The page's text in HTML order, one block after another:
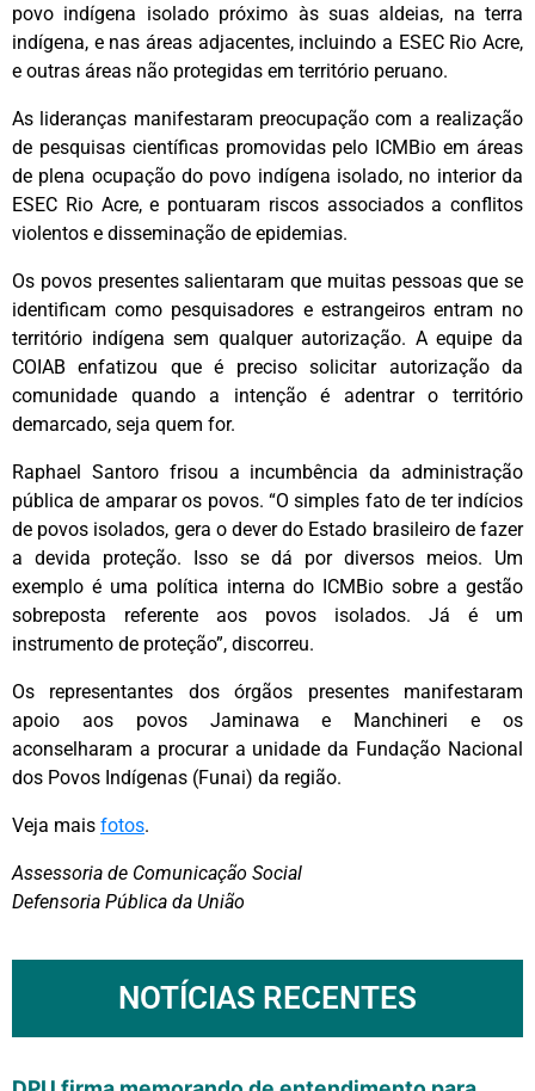
povo indígena isolado próximo às suas aldeias, na terra
indígena, e nas áreas adjacentes, incluindo a ESEC Rio Acre,
e outras áreas não protegidas em território peruano.
As lideranças manifestaram preocupação com a realização
de pesquisas científicas promovidas pelo ICMBio em áreas
de plena ocupação do povo indígena isolado, no interior da
ESEC Rio Acre, e pontuaram riscos associados a conflitos
violentos e disseminação de epidemias.
Os povos presentes salientaram que muitas pessoas que se
identificam como pesquisadores e estrangeiros entram no
território indígena sem qualquer autorização. A equipe da
COIAB enfatizou que é preciso solicitar autorização da
comunidade quando a intenção é adentrar o território
demarcado, seja quem for.
Raphael Santoro frisou a incumbência da administração
pública de amparar os povos. “O simples fato de ter indícios
de povos isolados, gera o dever do Estado brasileiro de fazer
a devida proteção. Isso se dá por diversos meios. Um
exemplo é uma política interna do ICMBio sobre a gestão
sobreposta referente aos povos isolados. Já é um
instrumento de proteção”, discorreu.
Os representantes dos órgãos presentes manifestaram
apoio aos povos Jaminawa e Manchineri e os
aconselharam a procurar a unidade da Fundação Nacional
dos Povos Indígenas (Funai) da região.
Veja mais fotos.
Assessoria de Comunicação Social
Defensoria Pública da União
NOTÍCIAS RECENTES